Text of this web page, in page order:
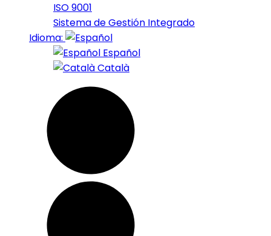
ISO 9001
Sistema de Gestión Integrado
Idioma:
Español
Català